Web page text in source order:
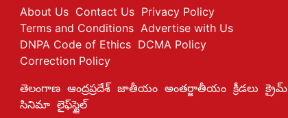
About Us Contact Us Privacy Policy
Terms and Conditions Advertise with Us
DNPA Code of Ethics DCMA Policy
Correction Policy
తెలంగాణ ఆంద్రప్రదేశ్ జాతీయం అంతర్జాతీయం క్రీడలు క్రైమ్
సినిమా లైఫ్‌స్టైల్